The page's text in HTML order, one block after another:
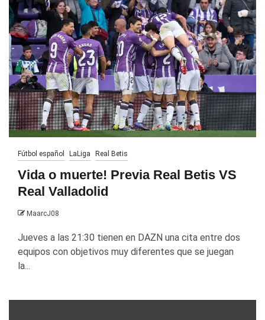
Fútbol español LaLiga Real Betis
Vida o muerte! Previa Real Betis VS
Real Valladolid
MaarcJ08
Jueves a las 21:30 tienen en DAZN una cita entre dos
equipos con objetivos muy diferentes que se juegan
la...